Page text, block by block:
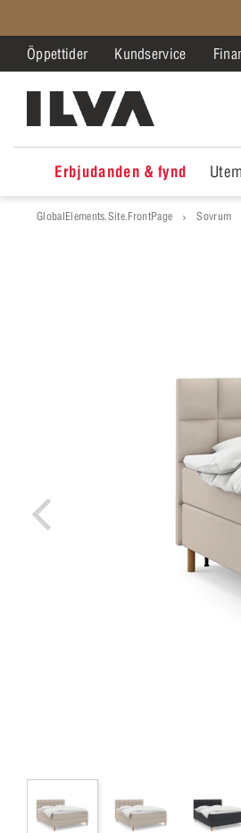
Öppettider Kundservice
Erbjudanden & fynd
GlobalElements.Site.FrontPage Sovrum